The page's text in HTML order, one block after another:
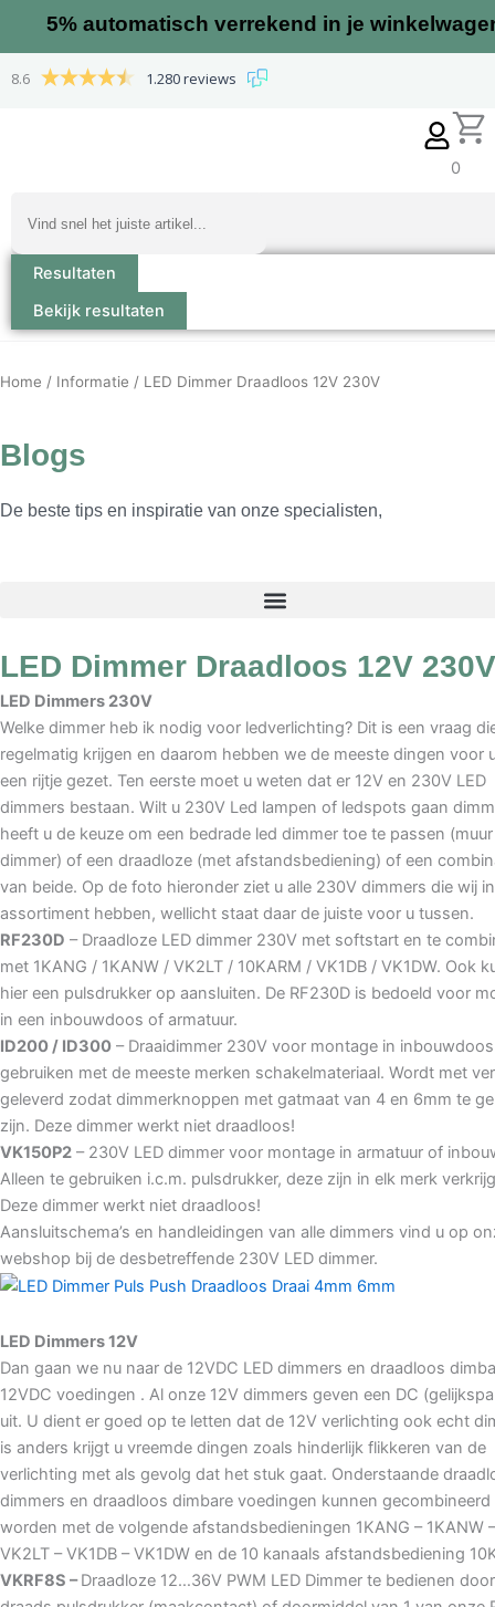
inhoud
5% automatisch verrekend in je
8.6 1.280 reviews
Resultaten
Bekijk resultaten
0
Home / Informatie / LED Dimmer Draadloos 12V 230V
Blogs
De beste tips en inspiratie van onze specialisten,
LED Dimmer Draadloos 12V 230V
LED Dimmers 230V
Welke dimmer heb ik nodig voor ledverlichting? Dit is een vraag
regelmatig krijgen en daarom hebben we de meeste dingen voor
een rijtje gezet. Ten eerste moet u weten dat er 12V en 230V LED
dimmers bestaan. Wilt u 230V Led lampen of ledspots gaan
heeft u de keuze om een bedrade led dimmer toe te passen (muur
dimmer) of een draadloze (met afstandsbediening) of een
van beide. Op de foto hieronder ziet u alle 230V dimmers die wij
assortiment hebben, wellicht staat daar de juiste voor u tussen.
RF230D – Draadloze LED dimmer 230V met softstart en te
met 1KANG / 1KANW / VK2LT / 10KARM / VK1DB / VK1DW. Ook
hier een pulsdrukker op aansluiten. De RF230D is bedoeld voor
in een inbouwdoos of armatuur.
ID200 / ID300 – Draaidimmer 230V voor montage in
gebruiken met de meeste merken schakelmateriaal. Wordt met
geleverd zodat dimmerknoppen met gatmaat van 4 en 6mm te
zijn. Deze dimmer werkt niet draadloos!
VK150P2 – 230V LED dimmer voor montage in armatuur of
Alleen te gebruiken i.c.m. pulsdrukker, deze zijn in elk merk
Deze dimmer werkt niet draadloos!
Aansluitschema’s en handleidingen van alle dimmers vind u op
webshop bij de desbetreffende 230V LED dimmer.
LED Dimmers 12V
Dan gaan we nu naar de 12VDC LED dimmers en draadloos
12VDC voedingen . Al onze 12V dimmers geven een DC
uit. U dient er goed op te letten dat de 12V verlichting ook echt
is anders krijgt u vreemde dingen zoals hinderlijk flikkeren van de
verlichting met als gevolg dat het stuk gaat. Onderstaande
dimmers en draadloos dimbare voedingen kunnen gecombineerd
worden met de volgende afstandsbedieningen 1KANG – 1KANW –
VK2LT – VK1DB – VK1DW en de 10 kanaals afstandsbediening
VKRF8S –Draadloze 12…36V PWM LED Dimmer te bedienen